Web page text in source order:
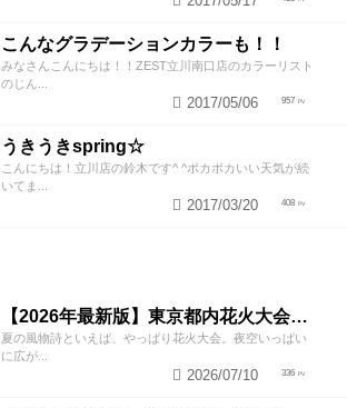
こんなグラデーションカラーも！！
みなさんこんにちは！！ZEST立川南口店のカラーリスト
のじん...
957
2017/05/06
うきうきspring☆
こんにちは！立川店の鈴木です^ ^ポカポカいい天気が続
いてま...
408
2017/03/20
【2026年最新版】東京都内花火大会まとめ｜浴衣着付け・ヘアセットならZESTへ
夏の風物詩といえば、やっぱり花火大会。夜空いっぱい
に広が...
336
2026/07/10